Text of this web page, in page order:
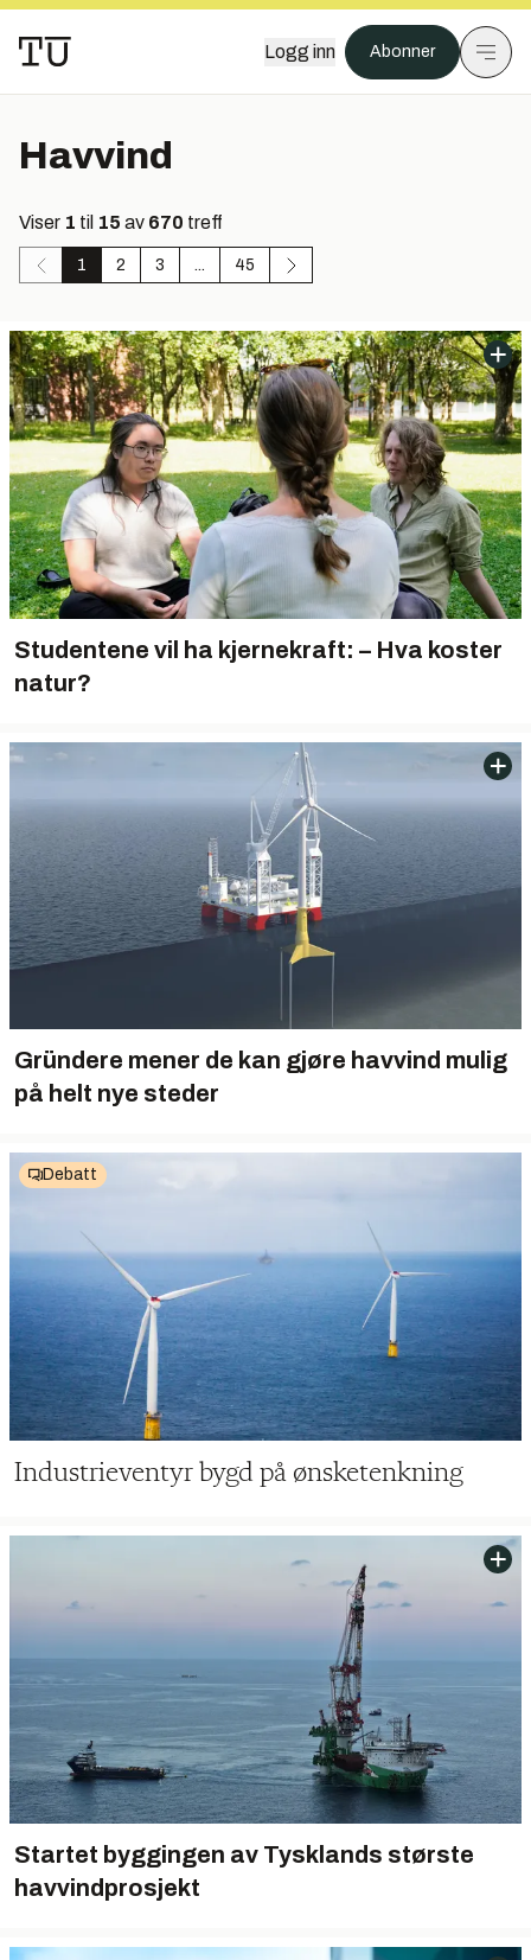
Logg inn Abonner
Havvind
Viser 1 til 15 av 670 treff
1 2 3 ... 45
Studentene vil ha kjernekraft: – Hva koster
natur?
Gründere mener de kan gjøre havvind mulig
på helt nye steder
Debatt
Industrieventyr bygd på ønsketenkning
Startet byggingen av Tysklands største
havvindprosjekt